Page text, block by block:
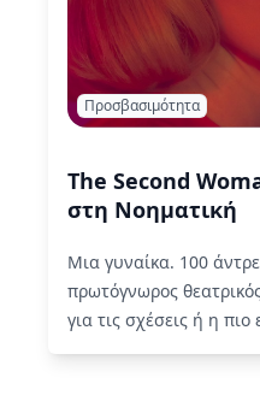
Προσβασιμότητα
The Second
στη Νοηματική
Μια γυναίκα. 100
πρωτόγνωρος
για τις σχέσεις ή η
ζωής σας; Η ελληνική…